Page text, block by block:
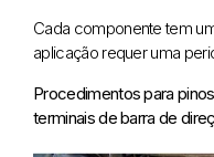
Cada componente tem
aplicação requer uma
Procedimentos para
terminais de barra de